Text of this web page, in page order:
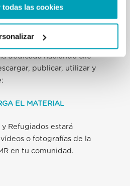
todas las cookies
campaña y un kit en
la celebración de la JMMR
eucarística, oraciones,
dedicada haciendo clic
publicar, utilizar y
EL MATERIAL
Refugiados estará
o fotografías de la
en tu comunidad.